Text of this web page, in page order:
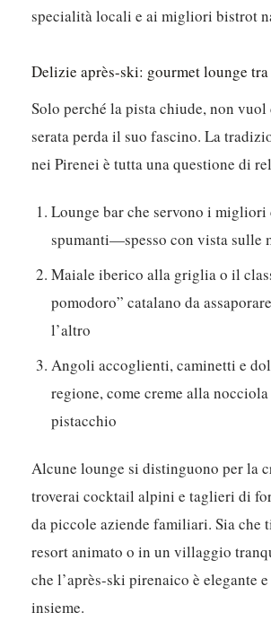
specialità locali e ai migliori bistrot
Delizie après-ski: gourmet lounge
Solo perché la pista chiude, non
serata perda il suo fascino. La
nei Pirenei è tutta una questione di
Lounge bar che servono i migliori
spumanti—spesso con vista sulle
Maiale iberico alla griglia o il
pomodoro” catalano da
l’altro
Angoli accoglienti, caminetti e
regione, come creme alla
pistacchio
Alcune lounge si distinguono per la
troverai cocktail alpini e taglieri di
da piccole aziende familiari. Sia che
resort animato o in un villaggio
che l’après-ski pirenaico è elegante
insieme.